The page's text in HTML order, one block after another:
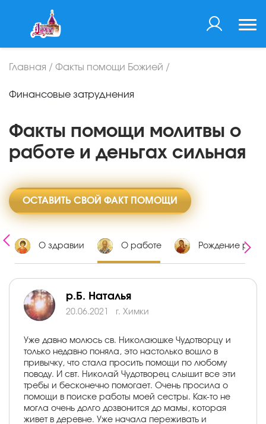
Главная / Факты помощи Божией /
Финансовые затруднения
Факты помощи молитвы о
работе и деньгах сильная
ОСТАВИТЬ СВОЙ ФАКТ ПОМОЩИ
О здравии О работе Рождение
р.Б. Наталья
20.06.2021 г. Химки
Уже давно молюсь св. Николаюшке Чудотворцу и
только недавно поняла, это настолько вошло в
привычку, что стала просить помощи по любому
поводу. И свт. Николай Чудотворец слышит все эти
требы и бесконечно помогает. Очень просила о
помощи в поиске работы моей сестры. Как-то не
могла очень долго дозвонится до мамы, которая
живет в деревне. Уже начала переживать и